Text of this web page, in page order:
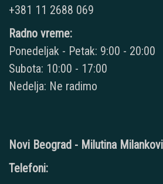
+381 11 2688 069
Radno vreme:
Ponedeljak - Petak: 9:00 - 20:00
Subota: 10:00 - 17:00
Nedelja: Ne radimo
Novi Beograd - Milutina
Telefoni: